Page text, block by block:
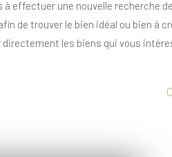
à effectuer une nouvelle recherche
de trouver le bien idéal ou bien à
directement les biens qui vous